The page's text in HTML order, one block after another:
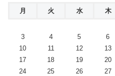
月 火 水 木
3
4 5 6
10
11 12 13
17
18 19 20
24
25 26 27